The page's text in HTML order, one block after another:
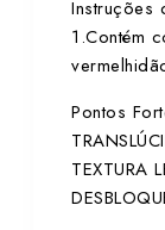
Instruções
1.Contém
Pontos
TEXTURA